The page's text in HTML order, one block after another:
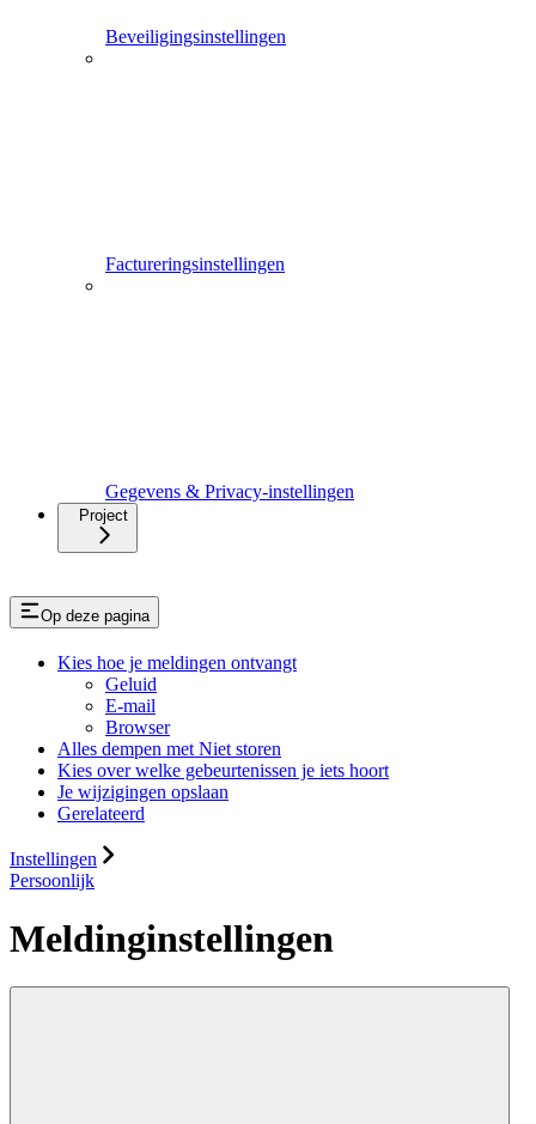
Beveiligingsinstellingen
Factureringsinstellingen
Gegevens & Privacy-instellingen
Project
Op deze pagina
Kies hoe je meldingen ontvangt
Geluid
E-mail
Browser
Alles dempen met Niet storen
Kies over welke gebeurtenissen je iets hoort
Je wijzigingen opslaan
Gerelateerd
Instellingen
Persoonlijk
Meldinginstellingen